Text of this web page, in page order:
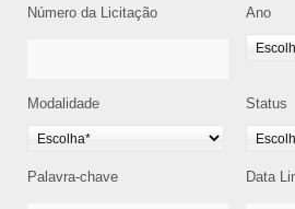
Número da Licitação Ano
Modalidade Status
Palavra-chave Data